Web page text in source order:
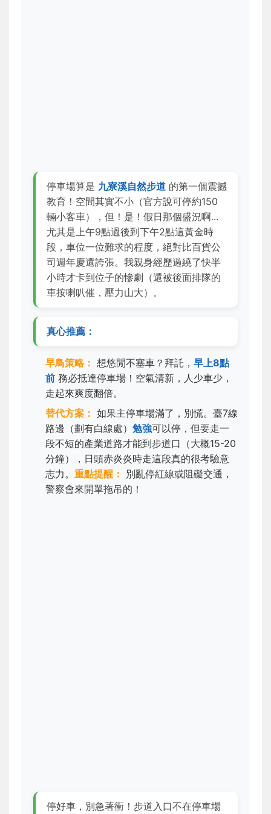
停車場算是 九寮溪自然步道 的第一個震撼
教育！空間其實不小（官方說可停約150
輛小客車），但！是！假日那個盛況啊...
尤其是上午9點過後到下午2點這黃金時
段，車位一位難求的程度，絕對比百貨公
司週年慶還誇張。我親身經歷過繞了快半
小時才卡到位子的慘劇（還被後面排隊的
車按喇叭催，壓力山大）。
真心推薦：
早鳥策略： 想悠閒不塞車？拜託， 早上8點
前 務必抵達停車場！空氣清新，人少車少，
走起來爽度翻倍。
替代方案： 如果主停車場滿了，別慌。臺7線
路邊（劃有白線處） 勉強可以停，但要走一
段不短的產業道路才能到步道口（大概15-20
分鐘），日頭赤炎炎時走這段真的很考驗意
志力。 重點提醒：
別亂停紅線或阻礙交通，
警察會來開單拖吊的！
停好車，別急著衝！步道入口不在停車場